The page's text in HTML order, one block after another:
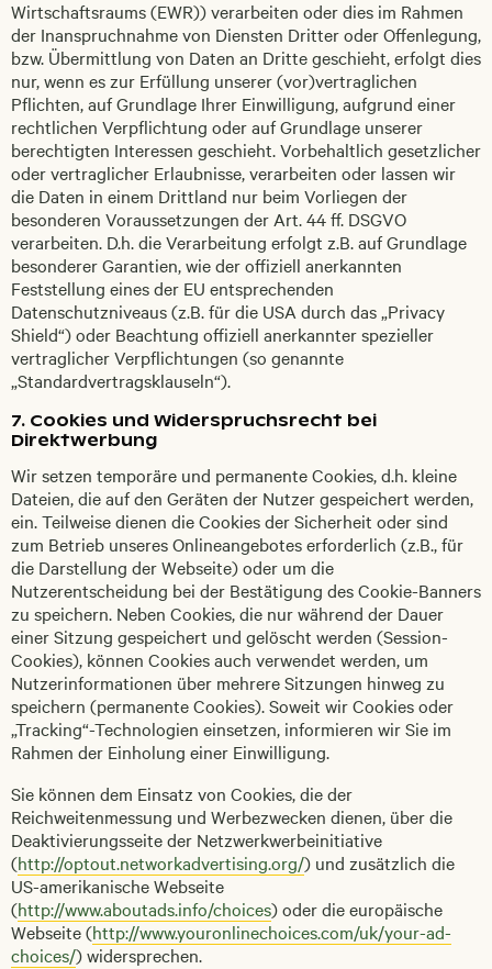
Wirtschaftsraums (EWR)) verarbeiten oder dies im Rahmen
der Inanspruchnahme von Diensten Dritter oder Offenlegung,
bzw. Übermittlung von Daten an Dritte geschieht, erfolgt dies
nur, wenn es zur Erfüllung unserer (vor)vertraglichen
Pflichten, auf Grundlage Ihrer Einwilligung, aufgrund einer
rechtlichen Verpflichtung oder auf Grundlage unserer
berechtigten Interessen geschieht. Vorbehaltlich gesetzlicher
oder vertraglicher Erlaubnisse, verarbeiten oder lassen wir
die Daten in einem Drittland nur beim Vorliegen der
besonderen Voraussetzungen der Art. 44 ff. DSGVO
verarbeiten. D.h. die Verarbeitung erfolgt z.B. auf Grundlage
besonderer Garantien, wie der offiziell anerkannten
Feststellung eines der EU entsprechenden
Datenschutzniveaus (z.B. für die USA durch das „Privacy
Shield“) oder Beachtung offiziell anerkannter spezieller
vertraglicher Verpflichtungen (so genannte
„Standardvertragsklauseln“).
7. Cookies und Widerspruchsrecht bei
Direktwerbung
Wir setzen temporäre und permanente Cookies, d.h. kleine
Dateien, die auf den Geräten der Nutzer gespeichert werden,
ein. Teilweise dienen die Cookies der Sicherheit oder sind
zum Betrieb unseres Onlineangebotes erforderlich (z.B., für
die Darstellung der Webseite) oder um die
Nutzerentscheidung bei der Bestätigung des Cookie-Banners
zu speichern. Neben Cookies, die nur während der Dauer
einer Sitzung gespeichert und gelöscht werden (Session-
Cookies), können Cookies auch verwendet werden, um
Nutzerinformationen über mehrere Sitzungen hinweg zu
speichern (permanente Cookies). Soweit wir Cookies oder
„Tracking“-Technologien einsetzen, informieren wir Sie im
Rahmen der Einholung einer Einwilligung.
Sie können dem Einsatz von Cookies, die der
Reichweitenmessung und Werbezwecken dienen, über die
Deaktivierungsseite der Netzwerkwerbeinitiative
(http://optout.networkadvertising.org/) und zusätzlich die
US-amerikanische Webseite
(http://www.aboutads.info/choices) oder die europäische
Webseite (http://www.youronlinechoices.com/uk/your-ad-
choices/) widersprechen.